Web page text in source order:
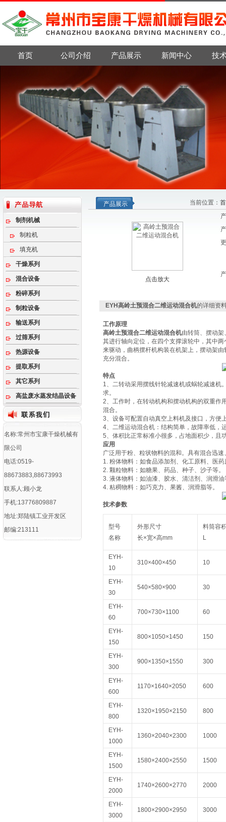
首页 公司介绍 产品展示 新闻中心 技
制剂机械
制粒机
填充机
干燥系列
混合设备
粉碎系列
制粒设备
输送系列
过筛系列
热源设备
提取系列
其它系列
高盐废水蒸发结晶设备
名称:常州市宝康干燥机械有
限公司
电话:0519-
88673883,88673993
联系人:顾小龙
手机:13776809887
地址:郑陆镇工业开发区
邮编:213111
产品展示 当前位置：
点击放大
EYH高岭土预混合二维运动混合机的详细资
工作原理
高岭土预混合二维运动混合机由转筒、摆动架
其进行轴向定位，在四个支撑滚轮中，其中
来驱动，曲柄摆杆机构装在机架上，摆动架
充分混合。
特点
1、二转动采用摆线针轮减速机或蜗轮减速机
求。
2、工作时，在转动机构和摆动机构的双重作
混合。
3、设备可配置自动真空上料机及接口，方便
4、二维运动混合机：结构简单，故障率低，
5、体积比正常标准小很多，占地面积少，且
应用
广泛用于粉、粒状物料的混和。具有混合迅
1. 粉体物料：如食品添加剂、化工原料、医
2. 颗粒物料：如糖果、药品、种子、沙子等。
3. 液体物料：如油漆、胶水、清洁剂、润滑油
4. 粘稠物料：如巧克力、果酱、润滑脂等。
技术参数
型号
名称
外形尺寸
长×宽×高mm
料筒容
L
EYH-
10
310×400×450 10
EYH-
30
540×580×900 30
EYH-
60
700×730×1100 60
EYH-
150
800×1050×1450 150
EYH-
300
900×1350×1550 300
EYH-
600
1170×1640×2050 600
EYH-
800
1320×1950×2150 800
EYH-
1000
1360×2040×2300 1000
EYH-
1500
1580×2400×2550 1500
EYH-
2000
1740×2600×2770 2000
EYH-
3000
1800×2900×2950 3000